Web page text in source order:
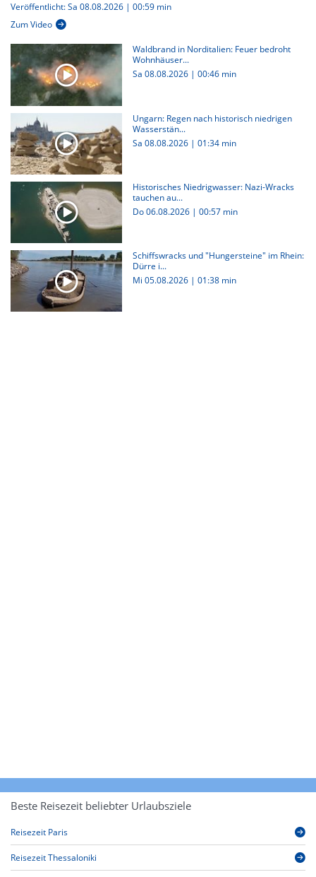
Veröffentlicht: Sa 08.08.2026 | 00:59 min
Zum Video
Waldbrand in Norditalien: Feuer bedroht
Wohnhäuser...
Sa 08.08.2026 | 00:46 min
Ungarn: Regen nach historisch niedrigen
Wasserstän...
Sa 08.08.2026 | 01:34 min
Historisches Niedrigwasser: Nazi-Wracks
tauchen au...
Do 06.08.2026 | 00:57 min
Schiffswracks und "Hungersteine" im Rhein:
Dürre i...
Mi 05.08.2026 | 01:38 min
Beste Reisezeit beliebter Urlaubsziele
Reisezeit Paris
Reisezeit Thessaloniki